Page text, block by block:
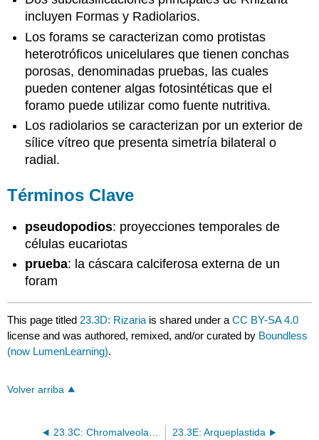
incluyen Formas y Radiolarios.
Los forams se caracterizan como protistas
heterotróficos unicelulares que tienen conchas
porosas, denominadas pruebas, las cuales
pueden contener algas fotosintéticas que el
foramo puede utilizar como fuente nutritiva.
Los radiolarios se caracterizan por un exterior de
sílice vítreo que presenta simetría bilateral o
radial.
Términos Clave
pseudopodios: proyecciones temporales de
células eucariotas
prueba: la cáscara calciferosa externa de un
foram
This page titled 23.3D: Rizaria is shared under aCC BY-SA 4.0
license and was authored, remixed, and/or curated by Boundless
(now LumenLearning).
Volver arriba
23.3E: Arqueplastida